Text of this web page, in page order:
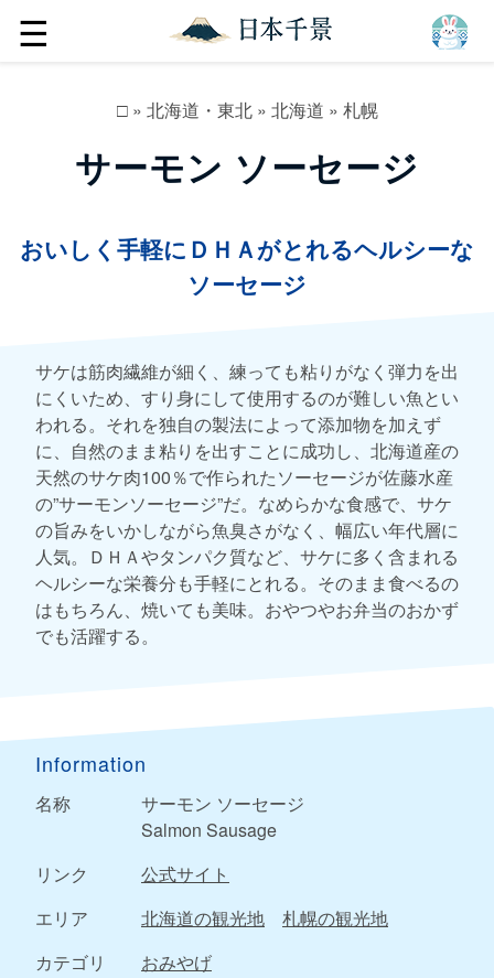
☰
□» 北海道・東北» 北海道 » 札幌
サーモン ソーセージ
おいしく手軽にＤＨＡがとれるヘルシーな
ソーセージ
サケは筋肉繊維が細く、練っても粘りがなく弾力を出
にくいため、すり身にして使用するのが難しい魚とい
われる。それを独自の製法によって添加物を加えず
に、自然のまま粘りを出すことに成功し、北海道産の
天然のサケ肉100％で作られたソーセージが佐藤水産
の”サーモンソーセージ”だ。なめらかな食感で、サケ
の旨みをいかしながら魚臭さがなく、幅広い年代層に
人気。ＤＨＡやタンパク質など、サケに多く含まれる
ヘルシーな栄養分も手軽にとれる。そのまま食べるの
はもちろん、焼いても美味。おやつやお弁当のおかず
でも活躍する。
Information
名称
サーモン ソーセージ
Salmon Sausage
リンク
公式サイト
エリア
北海道の観光地
札幌の観光地
カテゴリ
おみやげ